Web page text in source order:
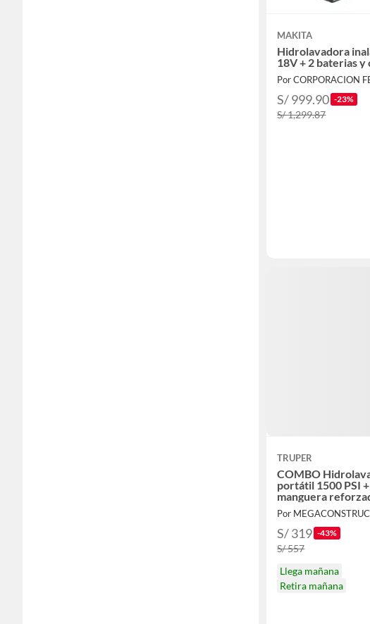
MAKITA
Hidrolavadora
18V + 2 baterias y
Por CORPORACION
S/ 999.90 -23%
S/ 1,299.87
TRUPER
COMBO
portátil 1500 PSI +
manguera
Por
S/ 319 -43%
S/ 557
Llega mañana
Retira mañana